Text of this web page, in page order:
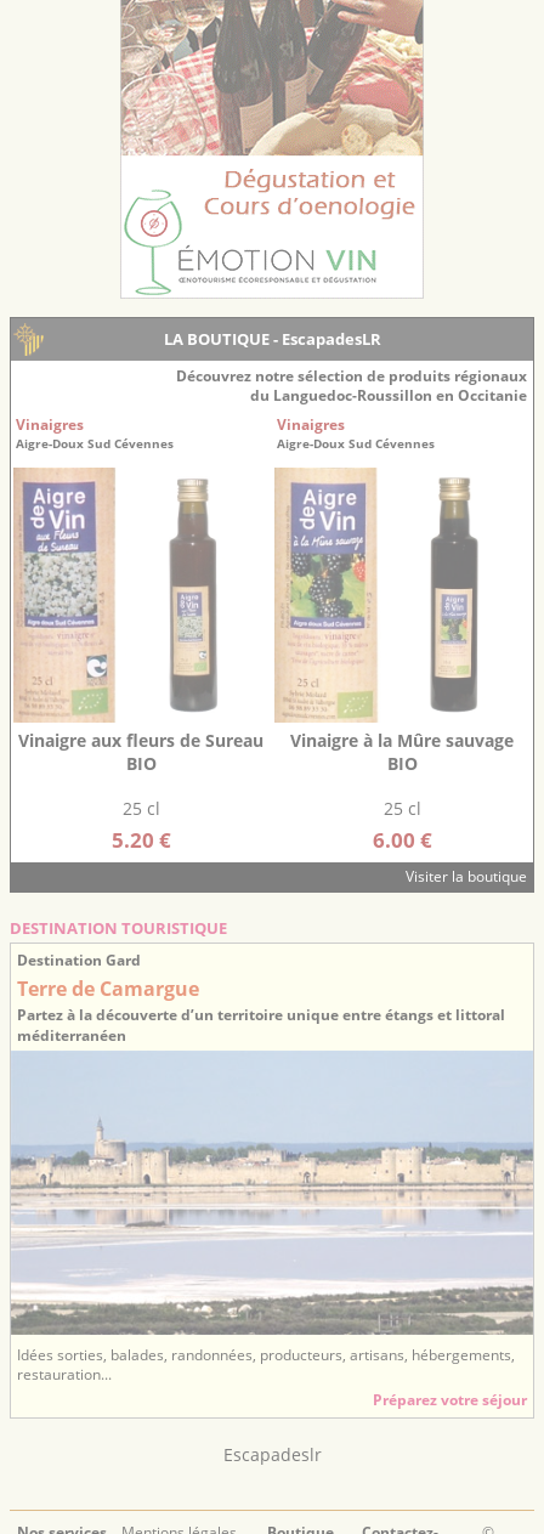
LA BOUTIQUE - EscapadesLR
Découvrez notre sélection de produits régionaux
du Languedoc-Roussillon en Occitanie
Vinaigres
Aigre-Doux Sud Cévennes
Vinaigre aux fleurs de Sureau
BIO
25 cl
5.20 €
Vinaigres
Aigre-Doux Sud Cévennes
Vinaigre à la Mûre sauvage
BIO
25 cl
6.00 €
Visiter la boutique
DESTINATION TOURISTIQUE
Destination Gard
Terre de Camargue
Partez à la découverte d’un territoire unique entre étangs et littoral
méditerranéen
Idées sorties, balades, randonnées, producteurs, artisans, hébergements,
restauration...
Préparez votre séjour
Escapadeslr